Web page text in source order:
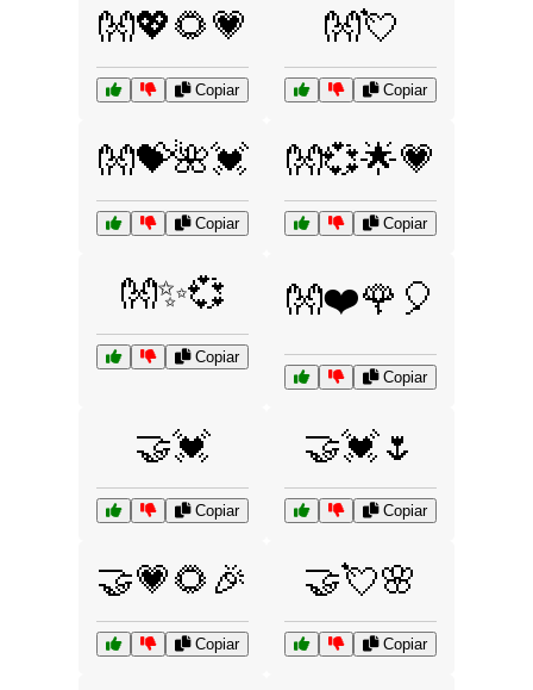
👐💖🌻💗
Copiar
👐💘
Copiar
👐💝🌺💓
Copiar
👐💞🌟💗
Copiar
👐✨💞
Copiar
👐❤️🌹🎈
Copiar
🤝💓
Copiar
🤝💓🌷
Copiar
🤝💗🌻🎉
Copiar
🤝💘🌸
Copiar